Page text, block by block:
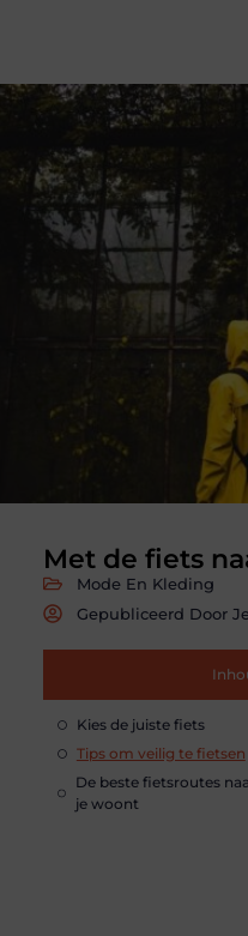
Met de fiets
Mode En Kleding
Gepubliceerd Door
Kies de juiste fiets
Tips om veilig te fietsen
De beste fietsroutes
je woont